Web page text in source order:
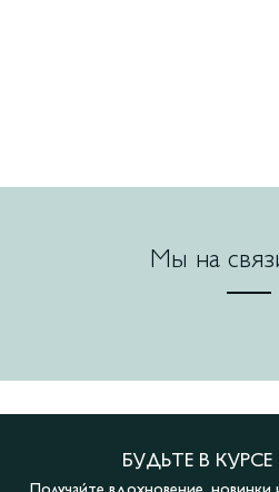
Мы на
БУДЬТЕ В КУРСЕ